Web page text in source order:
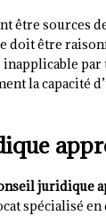
être sources
être
par
la capacité
juridique
spécialisé